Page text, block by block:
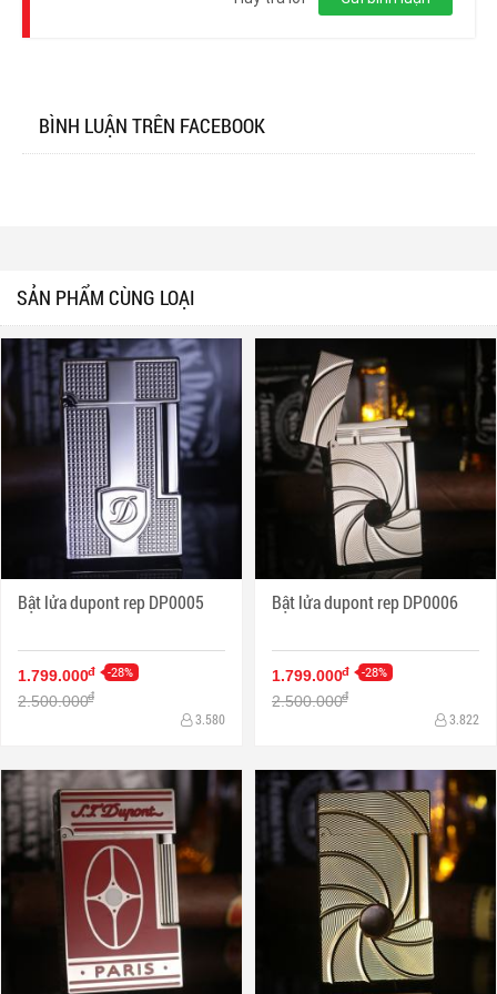
BÌNH LUẬN TRÊN FACEBOOK
SẢN PHẨM CÙNG LOẠI
Bật lửa dupont rep DP0005
1.799.000đ -28%
2.500.000đ
3.580
Bật lửa dupont rep DP0006
1.799.000đ -28%
2.500.000đ
3.822